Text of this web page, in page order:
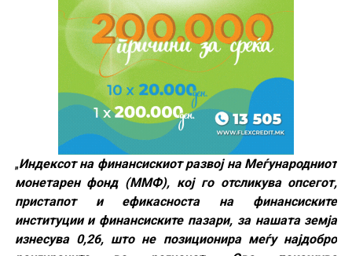
„Индексот на финансискиот развој на Меѓународниот
монетарен фонд (ММФ), кој го отсликува опсегот,
пристапот и ефикасноста на финансиските
институции и финансиските пазари, за нашата земја
изнесува 0,26, што не позиционира меѓу најдобро